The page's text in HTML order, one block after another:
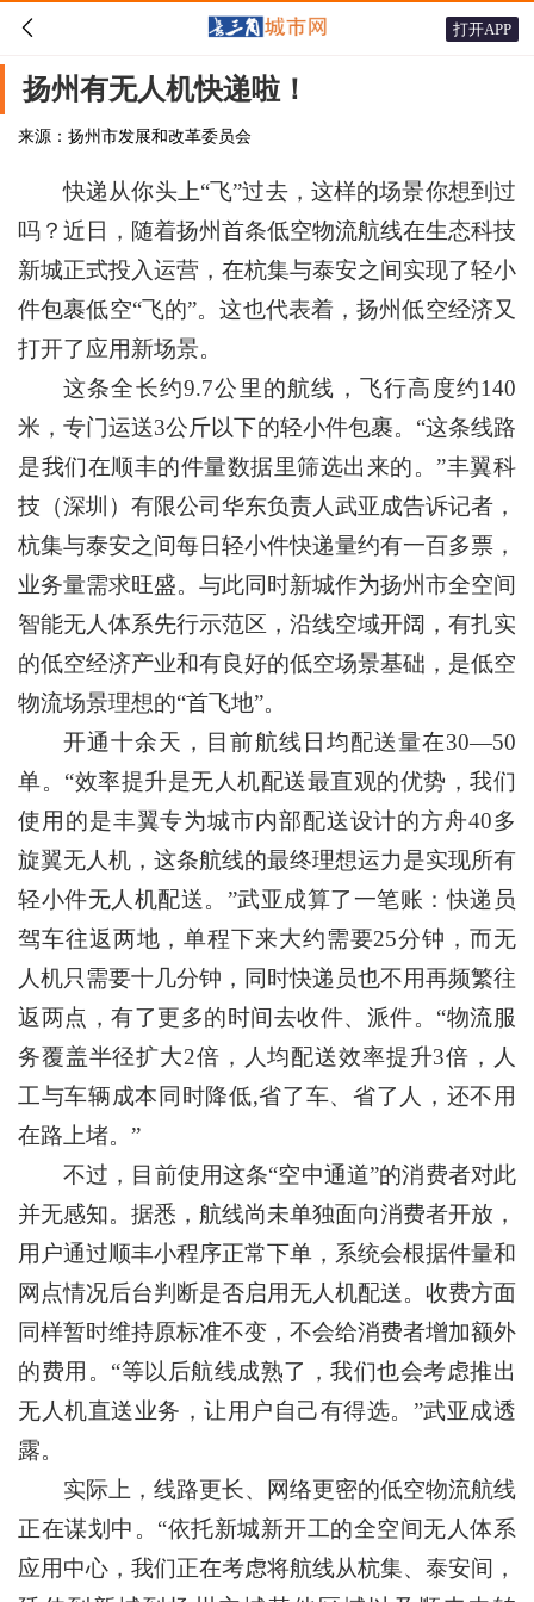
 打开APP
扬州有无人机快递啦！
来源：扬州市发展和改革委员会
快递从你头上“飞”过去，这样的场景你想到过
吗？近日，随着扬州首条低空物流航线在生态科技
新城正式投入运营，在杭集与泰安之间实现了轻小
件包裹低空“飞的”。这也代表着，扬州低空经济又
打开了应用新场景。
这条全长约9.7公里的航线，飞行高度约140
米，专门运送3公斤以下的轻小件包裹。“这条线路
是我们在顺丰的件量数据里筛选出来的。”丰翼科
技（深圳）有限公司华东负责人武亚成告诉记者，
杭集与泰安之间每日轻小件快递量约有一百多票，
业务量需求旺盛。与此同时新城作为扬州市全空间
智能无人体系先行示范区，沿线空域开阔，有扎实
的低空经济产业和有良好的低空场景基础，是低空
物流场景理想的“首飞地”。
开通十余天，目前航线日均配送量在30—50
单。“效率提升是无人机配送最直观的优势，我们
使用的是丰翼专为城市内部配送设计的方舟40多
旋翼无人机，这条航线的最终理想运力是实现所有
轻小件无人机配送。”武亚成算了一笔账：快递员
驾车往返两地，单程下来大约需要25分钟，而无
人机只需要十几分钟，同时快递员也不用再频繁往
返两点，有了更多的时间去收件、派件。“物流服
务覆盖半径扩大2倍，人均配送效率提升3倍，人
工与车辆成本同时降低,省了车、省了人，还不用
在路上堵。”
不过，目前使用这条“空中通道”的消费者对此
并无感知。据悉，航线尚未单独面向消费者开放，
用户通过顺丰小程序正常下单，系统会根据件量和
网点情况后台判断是否启用无人机配送。收费方面
同样暂时维持原标准不变，不会给消费者增加额外
的费用。“等以后航线成熟了，我们也会考虑推出
无人机直送业务，让用户自己有得选。”武亚成透
露。
实际上，线路更长、网络更密的低空物流航线
正在谋划中。“依托新城新开工的全空间无人体系
应用中心，我们正在考虑将航线从杭集、泰安间，